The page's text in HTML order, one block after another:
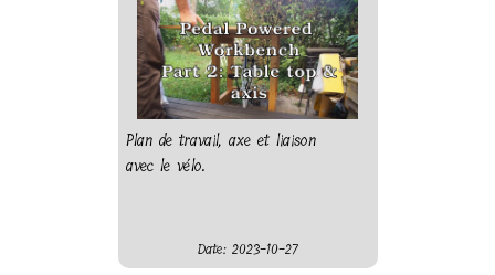
Plan de travail, axe et liaison
avec le vélo.
Date: 2023-10-27